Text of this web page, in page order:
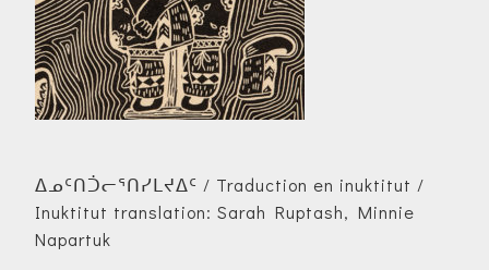
ᐃᓄᑦᑎᑑᓕᕐᑎᓯᒪᔪᐃᑦ / Traduction en inuktitut /
Inuktitut translation: Sarah Ruptash, Minnie
Napartuk